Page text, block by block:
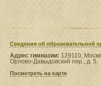
Сведения​ об образовательной
Адрес гимназии: 129110,
Орлово-Давыдовский пер., д. 5.
Посмотреть на карте